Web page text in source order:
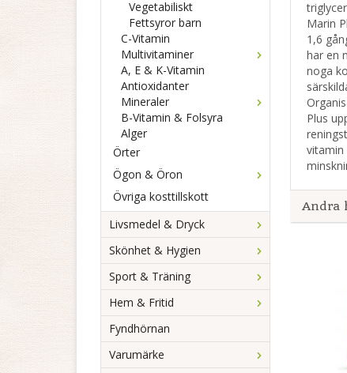
Vegetabiliskt
Fettsyror barn
C-Vitamin
Multivitaminer
A, E & K-Vitamin
Antioxidanter
Mineraler
B-Vitamin & Folsyra
Alger
Örter
Ögon & Öron
Övriga kosttillskott
Livsmedel & Dryck
Skönhet & Hygien
Sport & Träning
Hem & Fritid
Fyndhörnan
Varumärke
Marin
1,6
har en
noga
Plus
vitamin
Andra